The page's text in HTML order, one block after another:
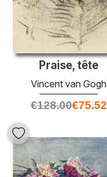
Praise, tête
Vincent van Gogh
€128.00€75.52